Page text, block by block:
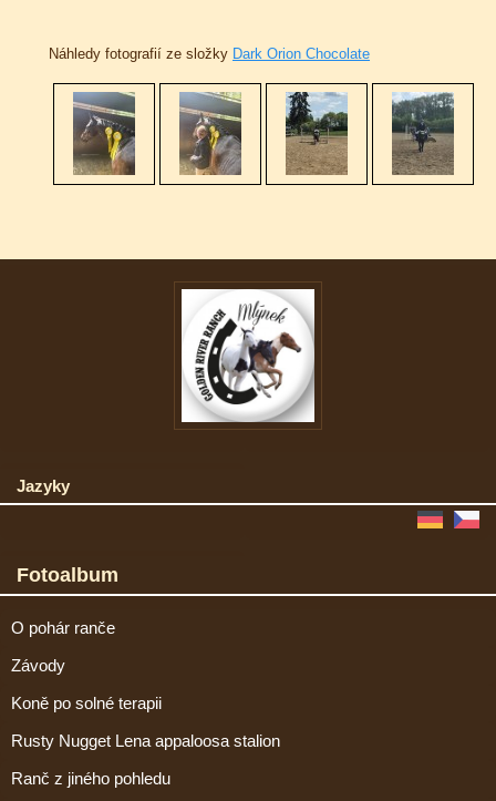
Náhledy fotografií ze složky Dark Orion Chocolate
Jazyky
Fotoalbum
O pohár ranče
Závody
Koně po solné terapii
Rusty Nugget Lena appaloosa stalion
Ranč z jiného pohledu